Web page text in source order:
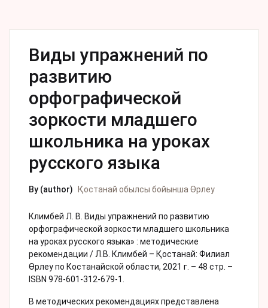
Виды упражнений по
развитию
орфографической
зоркости младшего
школьника на уроках
русского языка
By (author) Қостанай обылсы бойынша Өрлеу
Климбей Л. В. Виды упражнений по развитию
орфографической зоркости младшего школьника
на уроках русского языка» : методические
рекомендации / Л.В. Климбей – Қостанай: Филиал
Өрлеу по Костанайской области, 2021 г. – 48 стр. –
ISBN 978-601-312-679-1.
В методических рекомендациях представлена